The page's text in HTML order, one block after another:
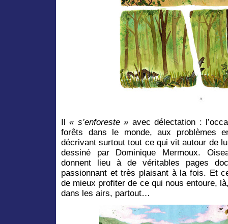
Il« s’enforeste » avec délectation :
forêts dans le monde, aux problèmes
décrivant surtout tout ce qui vit autour de
dessiné par Dominique Mermoux.
donnent lieu à de véritables pages
passionnant et très plaisant à la fois. Et
de mieux profiter de ce qui nous entoure,
dans les airs, partout…